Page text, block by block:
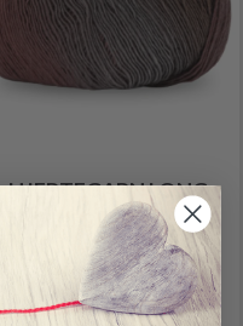
HJERTEGARN LONG
COLORS
9.60 €